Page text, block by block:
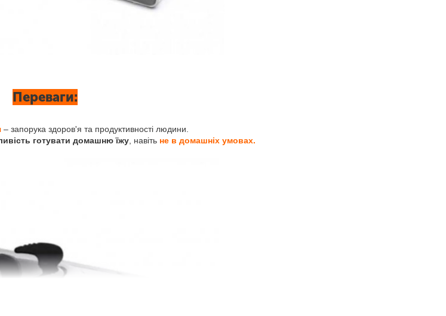
Переваги:
– запорука здоров'я та продуктивності людини.
готувати домашню їжу, навіть не в домашніх умовах.